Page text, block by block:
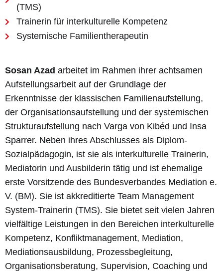
(TMS)
Trainerin für interkulturelle Kompetenz
Systemische Familientherapeutin
Sosan Azad arbeitet im Rahmen ihrer achtsamen
Aufstellungsarbeit auf der Grundlage der
Erkenntnisse der klassischen Familienaufstellung,
der Organisationsaufstellung und der systemischen
Strukturaufstellung nach Varga von Kibéd und Insa
Sparrer. Neben ihres Abschlusses als Diplom-
Sozialpädagogin, ist sie als interkulturelle Trainerin,
Mediatorin und Ausbilderin tätig und ist ehemalige
erste Vorsitzende des Bundesverbandes Mediation e.
V. (BM). Sie ist akkreditierte Team Management
System-Trainerin (TMS). Sie bietet seit vielen Jahren
vielfältige Leistungen in den Bereichen interkulturelle
Kompetenz, Konfliktmanagement, Mediation,
Mediationsausbildung, Prozessbegleitung,
Organisationsberatung, Supervision, Coaching und